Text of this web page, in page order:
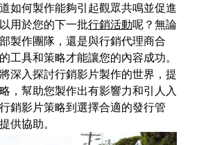
如何製作能夠引起觀眾共鳴並促進
用於您的下一批行銷活動呢？無論
製作團隊，還是與行銷代理商合
工具和策略才能讓您的內容成功。
深入探討行銷影片製作的世界，提
，幫助您製作出有影響力和引人入
銷影片策略到選擇合適的發行管
供協助。